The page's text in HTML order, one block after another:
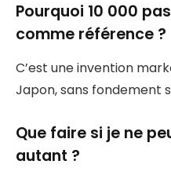
Pourquoi 10 000
comme référence ?
C’est une invention
Japon, sans fondement
Que faire si je ne
autant ?